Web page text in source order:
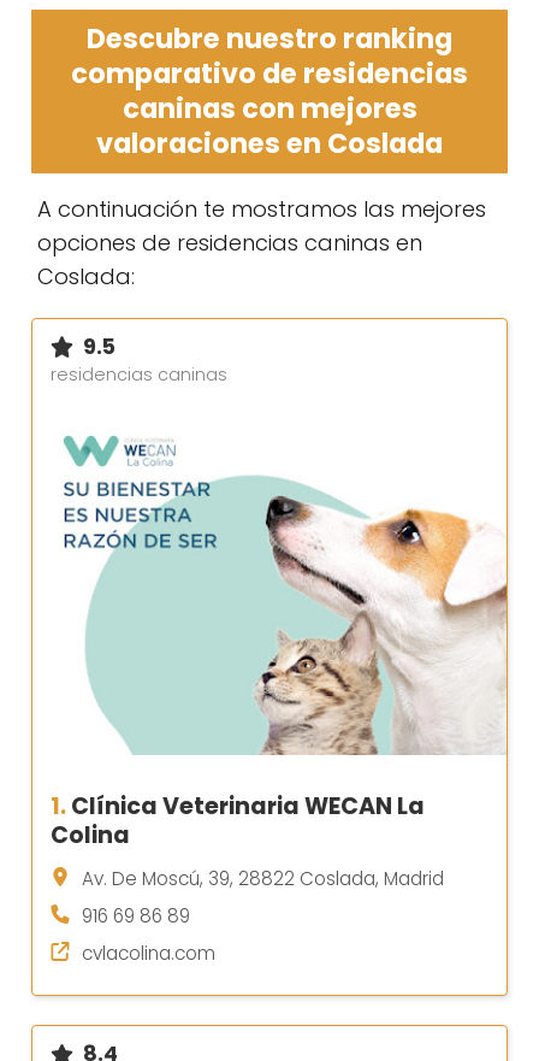
Descubre nuestro ranking
comparativo de residencias
caninas con mejores
valoraciones en Coslada
A continuación te mostramos las mejores
opciones de residencias caninas en
Coslada:
9.5
residencias caninas
1.Clínica Veterinaria WECAN La
Colina
Av. De Moscú, 39, 28822 Coslada, Madrid
916 69 86 89
cvlacolina.com
8.4